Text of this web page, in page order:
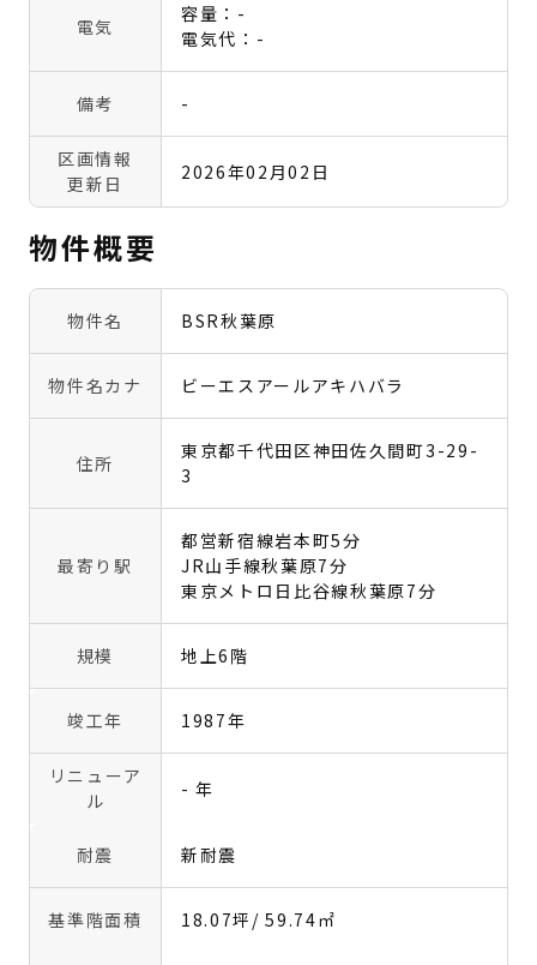
電気
容量：-
電気代：-
備考 -
区画情報
更新日
2026年02月02日
物件概要
物件名 BSR秋葉原
物件名カナ ビーエスアールアキハバラ
住所
東京都千代田区神田佐久間町3-29-
3
最寄り駅
都営新宿線岩本町5分
JR山手線秋葉原7分
東京メトロ日比谷線秋葉原7分
規模 地上6階
竣工年 1987年
リニューア
ル
- 年
耐震 新耐震
基準階面積 18.07坪 / 59.74㎡